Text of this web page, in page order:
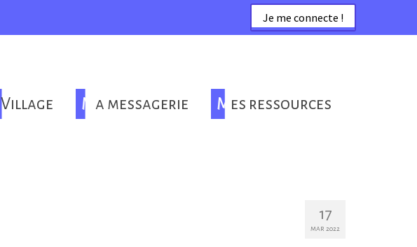
Je me connecte !
1Village Ma messagerie Mes ressources
17
MAR 2022